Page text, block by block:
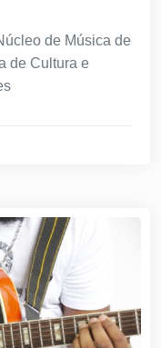
de Música de
de Cultura e